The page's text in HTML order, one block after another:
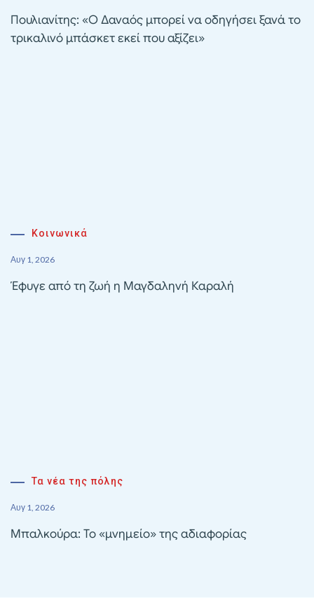
Πουλιανίτης: «Ο Δαναός μπορεί να οδηγήσει ξανά το
τρικαλινό μπάσκετ εκεί που αξίζει»
Κοινωνικά
Αυγ 1, 2026
Έφυγε από τη ζωή η Μαγδαληνή Καραλή
Τα νέα της πόλης
Αυγ 1, 2026
Μπαλκούρα: Το «μνημείο» της αδιαφορίας